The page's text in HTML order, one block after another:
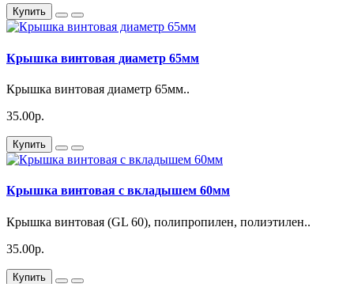
Купить
Крышка винтовая диаметр 65мм
Крышка винтовая диаметр 65мм..
35.00р.
Купить
Крышка винтовая с вкладышем 60мм
Крышка винтовая (GL 60), полипропилен, полиэтилен..
35.00р.
Купить